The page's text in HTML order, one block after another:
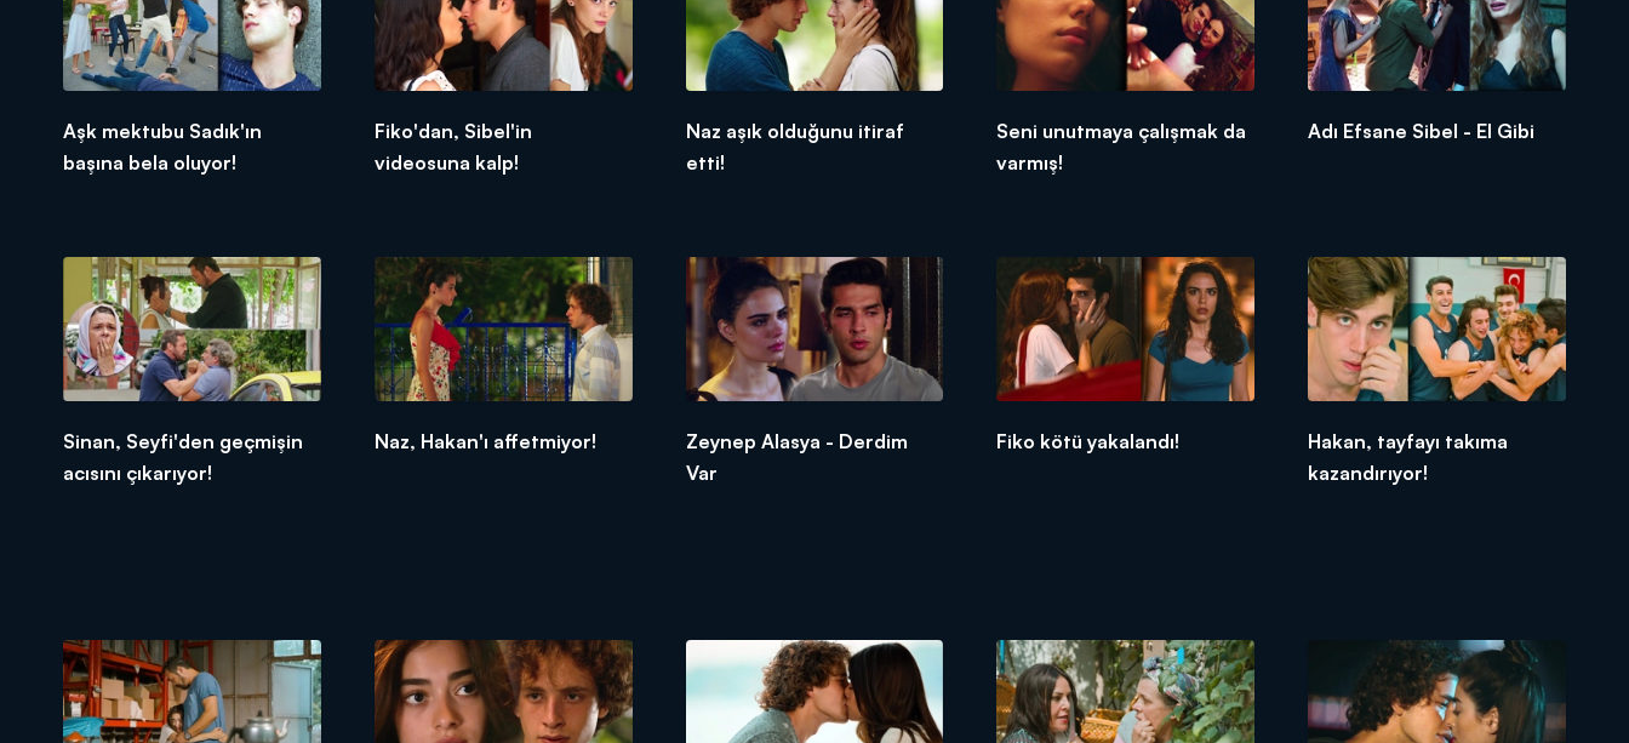
Aşk mektubu Sadık'ın
başına bela oluyor!
Fiko'dan, Sibel'in
videosuna kalp!
Naz aşık olduğunu itiraf
etti!
Seni unutmaya çalışmak da
varmış!
Adı Efsane Sibel - El Gibi
Sinan, Seyfi'den geçmişin
acısını çıkarıyor!
Naz, Hakan'ı affetmiyor!
Zeynep Alasya - Derdim
Var
Fiko kötü yakalandı!
Hakan, tayfayı takıma
kazandırıyor!